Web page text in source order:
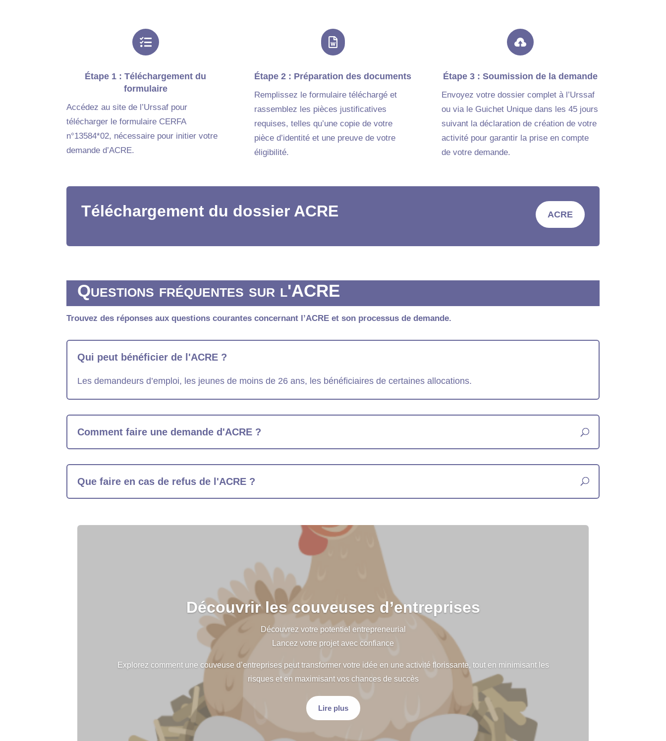

Étape 1 : Téléchargement du
formulaire
Accédez au site de l’Urssaf pour
télécharger le formulaire CERFA
n°13584*02, nécessaire pour initier votre
demande d’ACRE.

Étape 2 : Préparation des documents
Remplissez le formulaire téléchargé et
rassemblez les pièces justificatives
requises, telles qu’une copie de votre
pièce d’identité et une preuve de votre
éligibilité.

Étape 3 : Soumission de la demande
Envoyez votre dossier complet à l’Urssaf
ou via le Guichet Unique dans les 45 jours
suivant la déclaration de création de votre
activité pour garantir la prise en compte
de votre demande.
Téléchargement du dossier ACRE ACRE
Questions fréquentes sur l'ACRE
Trouvez des réponses aux questions courantes concernant l’ACRE et son processus de demande.
Qui peut bénéficier de l'ACRE ?
Les demandeurs d’emploi, les jeunes de moins de 26 ans, les bénéficiaires de certaines allocations.
Comment faire une demande d'ACRE ?
Que faire en cas de refus de l'ACRE ?
Découvrir les couveuses d’entreprises
Découvrez votre potentiel entrepreneurial
Lancez votre projet avec confiance
Explorez comment une couveuse d’entreprises peut transformer votre idée en une activité florissante, tout en minimisant les
risques et en maximisant vos chances de succès
Lire plus